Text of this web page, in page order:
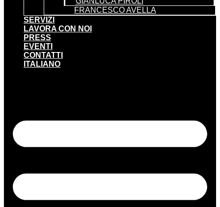
FRANCESCO AVELLA
SERVIZI
LAVORA CON NOI
PRESS
EVENTI
CONTATTI
ITALIANO